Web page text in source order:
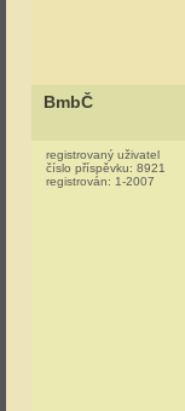
BmbČ
registrovaný uživatel
číslo příspěvku: 8921
registrován: 1-2007